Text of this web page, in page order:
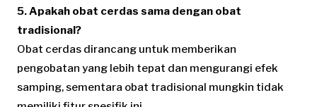
5. Apakah obat cerdas sama dengan obat
tradisional?
Obat cerdas dirancang untuk memberikan
pengobatan yang lebih tepat dan mengurangi efek
samping, sementara obat tradisional mungkin tidak